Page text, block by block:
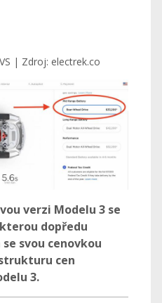
| Zdroj: electrek.co
verzi Modelu 3 se
dopředu
svou cenovkou
cen
3.